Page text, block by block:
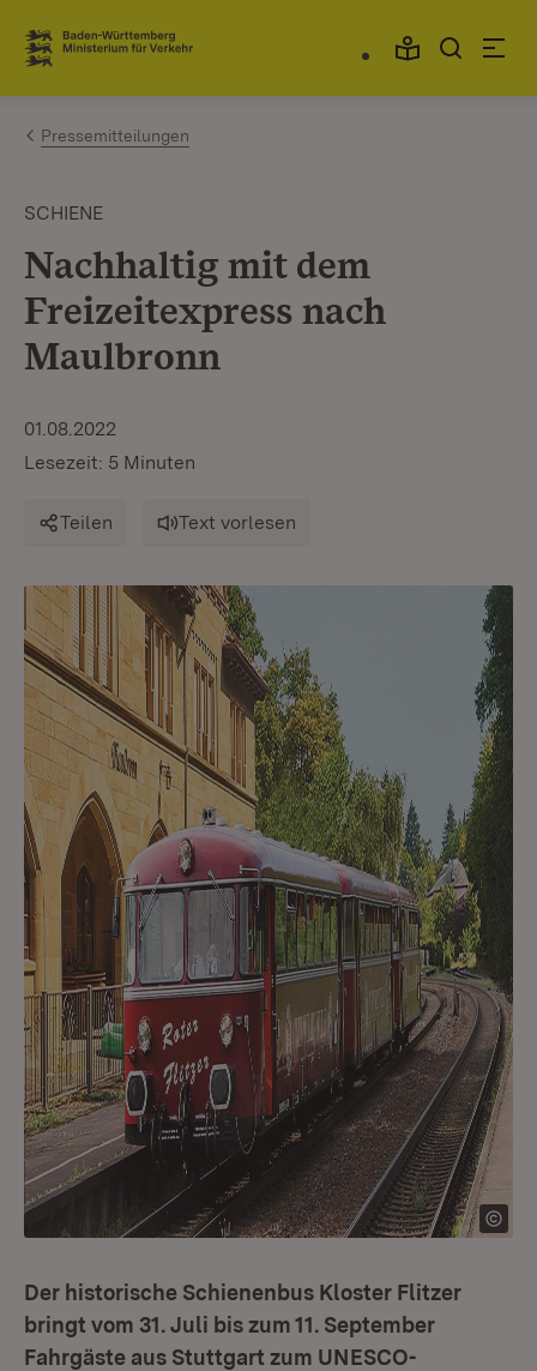
Zum Inhalt springen
Link zur Startseite
Pressemitteilungen
SCHIENE
Nachhaltig mit dem
Freizeitexpress nach
Maulbronn
01.08.2022
Lesezeit: 5 Minuten
Teilen Text vorlesen
Der historische Schienenbus Kloster Flitzer
bringt vom 31. Juli bis zum 11. September
Fahrgäste aus Stuttgart zum UNESCO-